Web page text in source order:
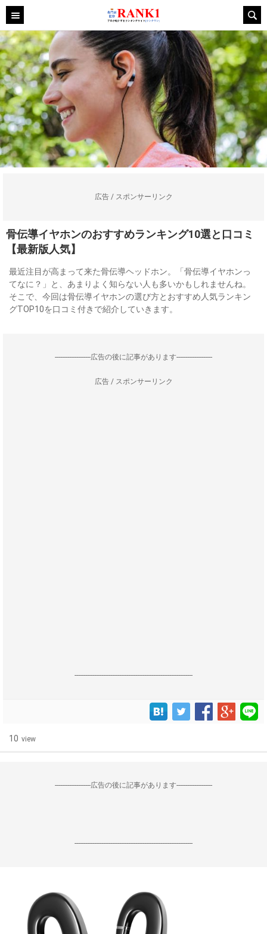
広告 / スポンサーリンク
骨伝導イヤホンのおすすめランキング10選と口コミ
【最新版人気】
最近注目が高まって来た骨伝導ヘッドホン。「骨伝導イヤホンっ
てなに？」と、あまりよく知らない人も多いかもしれませんね。
そこで、今回は骨伝導イヤホンの選び方とおすすめ人気ランキン
グTOP10を口コミ付きで紹介していきます。
--------------------広告の後に記事があります--------------------
広告 / スポンサーリンク
------------------------------------------------------------------
10 view
--------------------広告の後に記事があります--------------------
------------------------------------------------------------------